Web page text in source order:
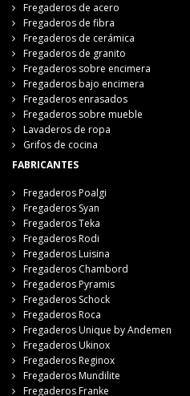
Fregaderos de acero
Fregaderos de fibra
Fregaderos de cerámica
Fregaderos de granito
Fregaderos sobre encimera
Fregaderos bajo encimera
Fregaderos enrasados
Fregaderos sobre mueble
Lavaderos de ropa
Grifos de cocina
FABRICANTES
Fregaderos Poalgi
Fregaderos Syan
Fregaderos Teka
Fregaderos Rodi
Fregaderos Luisina
Fregaderos Chambord
Fregaderos Pyramis
Fregaderos Schock
Fregaderos Roca
Fregaderos Unique by Andemen
Fregaderos Ukinox
Fregaderos Reginox
Fregaderos Mundilite
Fregaderos Franke